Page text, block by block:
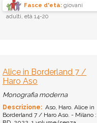
Fasce d'età:giovani
adulti, età 14-20
Alice in Borderland 7 /
Haro Aso
Monografia moderna
Descrizione: Aso, Haro. Alice in
Borderland 7 / Haro Aso. - Milano :